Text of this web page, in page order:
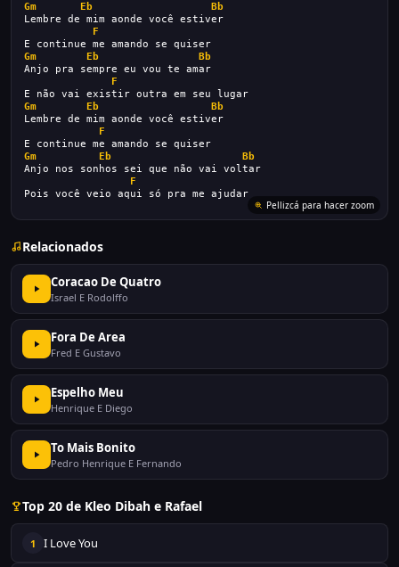
Gm Eb
Bb
Lembre de mim aonde você estiver
F
E continue me amando se quiser
Gm
Eb
Bb
Anjo pra sempre eu vou te amar
F
E não vai existir outra em seu lugar
Gm
Eb
Bb
Lembre de mim aonde você estiver
F
E continue me amando se quiser
Gm
Eb
Bb
Anjo nos sonhos sei que não vai voltar
F
Pois você veio aqui só pra me ajudar
Pellizcá para hacer zoom
Relacionados
Coracao De Quatro
Israel E Rodolffo
Fora De Area
Fred E Gustavo
Espelho Meu
Henrique E Diego
To Mais Bonito
Pedro Henrique E Fernando
Top 20 de Kleo Dibah e Rafael
1 I Love You